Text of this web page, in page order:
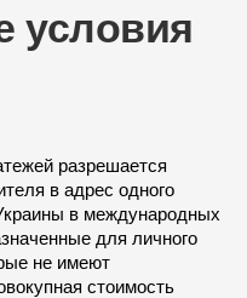
условия
разрешается
в адрес одного
в международных
для личного
не имеют
стоимость